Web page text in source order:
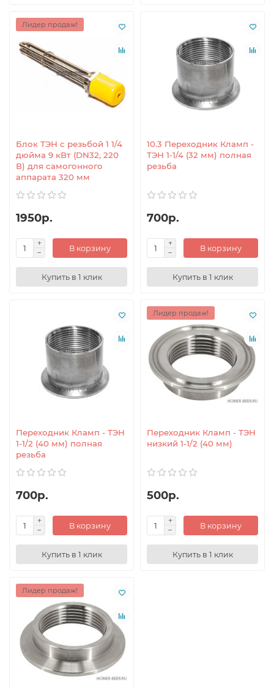
Лидер продаж!
Блок ТЭН с резьбой 1 1/4
дюйма 9 кВт (DN32, 220
В) для самогонного
аппарата 320 мм
1950р.
В корзину
Купить в 1 клик
10.3 Переходник Кламп -
ТЭН 1-1/4 (32 мм) полная
резьба
700р.
В корзину
Купить в 1 клик
Переходник Кламп - ТЭН
1-1/2 (40 мм) полная
резьба
700р.
В корзину
Купить в 1 клик
Лидер продаж!
Переходник Кламп - ТЭН
низкий 1-1/2 (40 мм)
500р.
В корзину
Купить в 1 клик
Лидер продаж!